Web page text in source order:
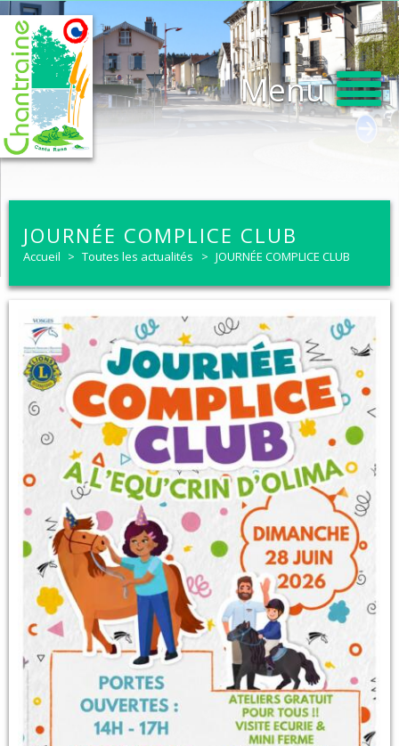
Menu
JOURNÉE COMPLICE CLUB
Accueil > Toutes les actualités > JOURNÉE COMPLICE CLUB